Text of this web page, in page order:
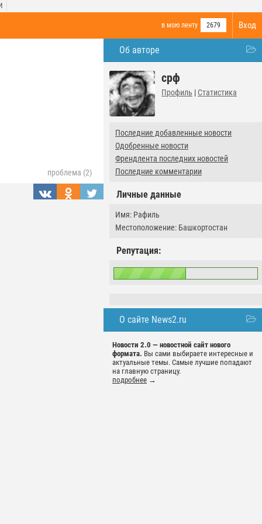
Вход
в мою ленту 2679
Об авторе
срф
Профиль | Статистика
Последние добавленные новости
Одобренные новости
Френдлента последних новостей
Последние комментарии
Личные данные
Имя: Рафиль
Местоположение: Башкортостан
Репутация:
О сайте News2.ru
Новости 2.0 — новостной сайт нового
формата. Вы сами выбираете интересные и
актуальные темы. Самые лучшие попадают
на главную страницу.
подробнее →
проблема (2)